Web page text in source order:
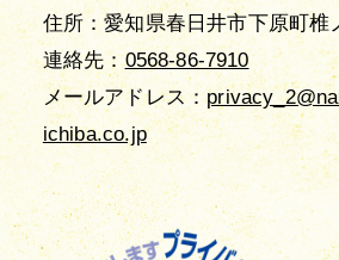
住所：愛知県春日井市下原町椎
連絡先：0568-86-7910
メールアドレス：
ichiba.co.jp